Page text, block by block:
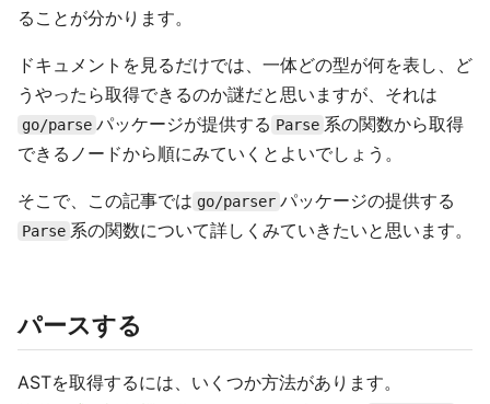
ることが分かります。
ドキュメントを見るだけでは、一体どの型が何を表し、ど
うやったら取得できるのか謎だと思いますが、それは
go/parse パッケージが提供する Parse 系の関数から取得
できるノードから順にみていくとよいでしょう。
そこで、この記事では go/parser パッケージの提供する
Parse 系の関数について詳しくみていきたいと思います。
パースする
ASTを取得するには、いくつか方法があります。